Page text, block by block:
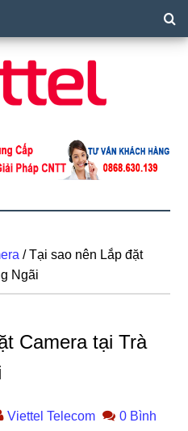
/Tại sao nên Lắp đặt
Ngãi
Camera tại Trà
Viettel Telecom
0 Bình